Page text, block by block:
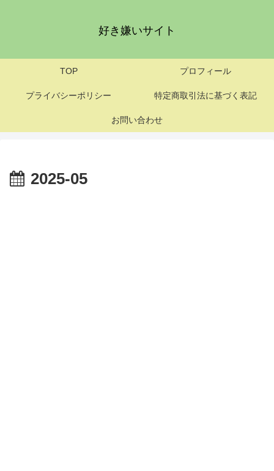
好き嫌いサイト
TOP プロフィール
プライバシーポリシー 特定商取引法に基づく表記
お問い合わせ
2025-05